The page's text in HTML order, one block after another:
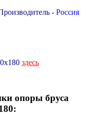
- Россия
здесь
опоры бруса